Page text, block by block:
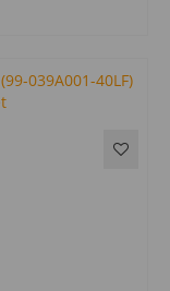
039A001-40LF)